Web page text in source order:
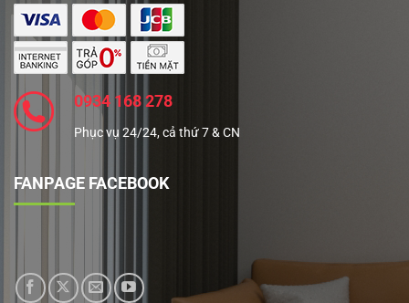
0934 168 278
Phục vụ 24/24, cả thứ 7 & CN
FANPAGE FACEBOOK